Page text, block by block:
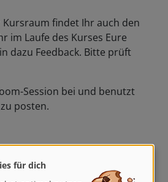
findet Ihr auch den
im Laufe des Kurses Eure
dazu Feedback. Bitte prüft
Session bei und benutzt
posten.
die Hilfe benötigen). Wir